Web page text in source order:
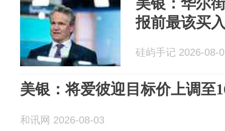
报前最该买
硅屿手记 2026-08-
美银：将爱彼迎目标价上调至
和讯网 2026-08-03